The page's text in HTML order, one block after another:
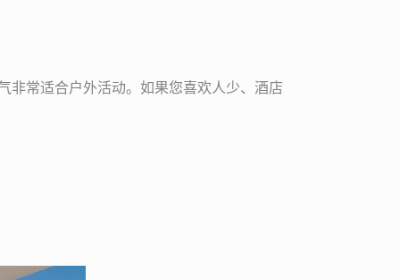
非常适合户外活动。如果您喜欢人少、酒店